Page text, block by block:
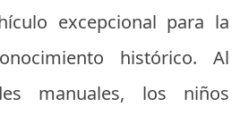
excepcional para la
histórico. Al
manuales, los niños